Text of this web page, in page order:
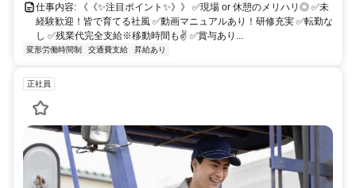
仕事内容: 《《✨注目ポイント✨》》 ✅現場 or 休憩のメリハリ◎ ✅️未
経験歓迎！皆で育てる社風 ✅️動画マニュアルあり！研修充実 ✅️転勤な
し ✅️残業代完全支給※移動時間も✌ ✅️賞与あり...
変形労働時間制 交通費支給 昇給あり
正社員